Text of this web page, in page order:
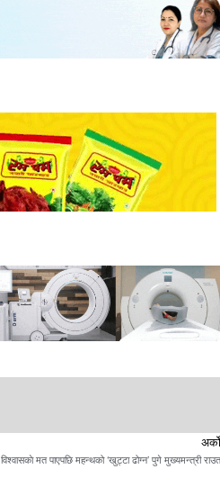
अर्को
विश्वासकाे मत पाएपछि महन्थको ‘खुट्टा ढोग्न’ पुगे मुख्यमन्त्री राउत